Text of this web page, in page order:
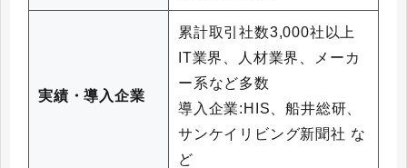
実績・導入企業
累計取引社数3,000社以上
IT業界、人材業界、メーカ
ー系など多数
導入企業:HIS、船井総研、
サンケイリビング新聞社 な
ど